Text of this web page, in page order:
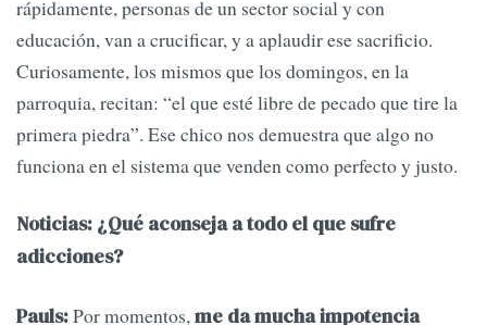
rápidamente, personas de un sector social y con
educación, van a crucificar, y a aplaudir ese sacrificio.
Curiosamente, los mismos que los domingos, en la
parroquia, recitan: “el que esté libre de pecado que tire la
primera piedra”. Ese chico nos demuestra que algo no
funciona en el sistema que venden como perfecto y justo.
Noticias: ¿Qué aconseja a todo el que sufre
adicciones?
Pauls:Por momentos,me da mucha impotencia